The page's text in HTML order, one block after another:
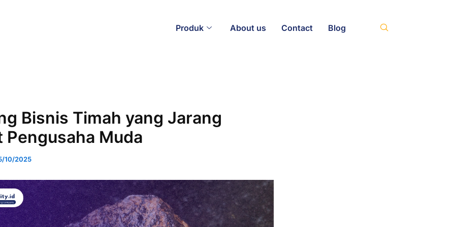
Produk About us Contact Blog
Bisnis Timah yang Jarang
Pengusaha Muda
10/2025